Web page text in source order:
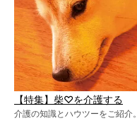
【特集】柴♡を介護する
介護の知識とハウツーをご紹介。